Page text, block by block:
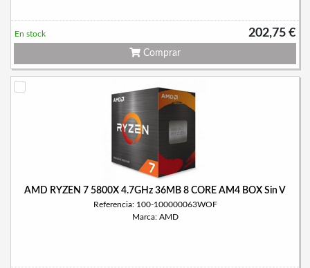
202,75 €
En stock
Comprar
AMD RYZEN 7 5800X 4.7GHz 36MB 8 CORE AM4 BOX Sin V
Referencia: 100-100000063WOF
Marca: AMD